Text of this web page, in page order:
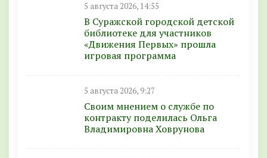
5 августа 2026, 14:55
В Суражской городской детской
библиотеке для участников
«Движения Первых» прошла
игровая программа
5 августа 2026, 9:27
Своим мнением о службе по
контракту поделилась Ольга
Владимировна Ховрунова